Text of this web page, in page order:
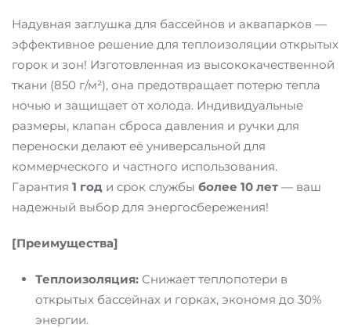
Надувная заглушка для бассейнов и аквапарков —
эффективное решение для теплоизоляции открытых
горок и зон! Изготовленная из высококачественной
ткани (850 г/м²), она предотвращает потерю тепла
ночью и защищает от холода. Индивидуальные
размеры, клапан сброса давления и ручки для
переноски делают её универсальной для
коммерческого и частного использования.
Гарантия 1 год и срок службы более 10 лет — ваш
надежный выбор для энергосбережения!
[Преимущества]
Теплоизоляция: Снижает теплопотери в
открытых бассейнах и горках, экономя до 30%
энергии.